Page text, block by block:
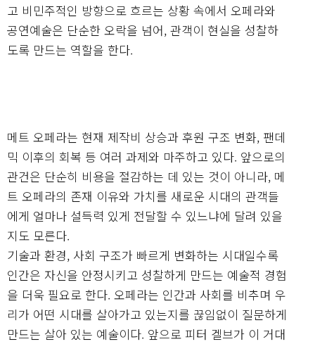
고 비민주적인 방향으로 흐르는 상황 속에서 오페라와
공연예술은 단순한 오락을 넘어, 관객이 현실을 성찰하
도록 만드는 역할을 한다.
메트 오페라는 현재 제작비 상승과 후원 구조 변화, 팬데
믹 이후의 회복 등 여러 과제와 마주하고 있다. 앞으로의
관건은 단순히 비용을 절감하는 데 있는 것이 아니라, 메
트 오페라의 존재 이유와 가치를 새로운 시대의 관객들
에게 얼마나 설득력 있게 전달할 수 있느냐에 달려 있을
지도 모른다.
기술과 환경, 사회 구조가 빠르게 변화하는 시대일수록
인간은 자신을 안정시키고 성찰하게 만드는 예술적 경험
을 더욱 필요로 한다. 오페라는 인간과 사회를 비추며 우
리가 어떤 시대를 살아가고 있는지를 끊임없이 질문하게
만드는 살아 있는 예술이다. 앞으로 피터 겔브가 이 거대